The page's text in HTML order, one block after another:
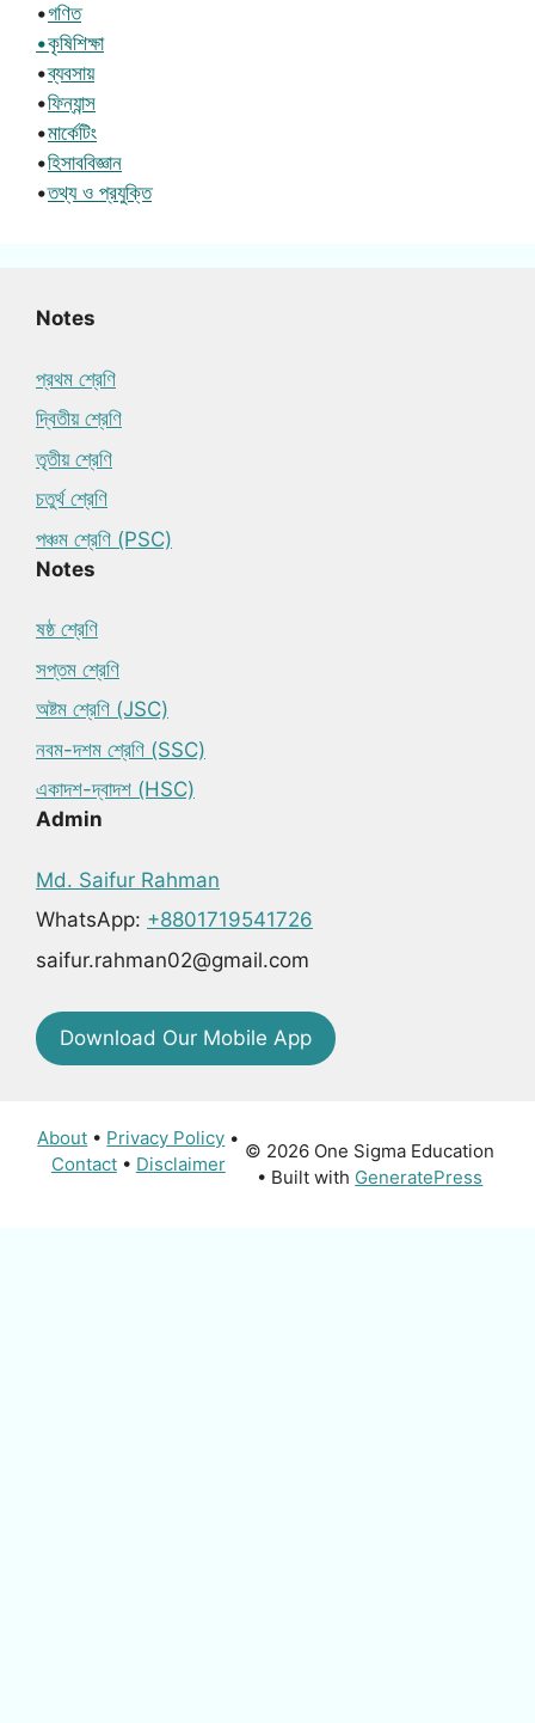
•গণিত
•কৃষিশিক্ষা
•ব্যবসায়
•ফিন্যান্স
•মার্কেটিং
•হিসাববিজ্ঞান
•তথ্য ও প্রযুক্তি
Notes
প্রথম শ্রেণি
দ্বিতীয় শ্রেণি
তৃতীয় শ্রেণি
চতুর্থ শ্রেণি
পঞ্চম শ্রেণি (PSC)
Notes
ষষ্ঠ শ্রেণি
সপ্তম শ্রেণি
অষ্টম শ্রেণি (JSC)
নবম-দশম শ্রেণি (SSC)
একাদশ-দ্বাদশ (HSC)
Admin
Md. Saifur Rahman
WhatsApp: +8801719541726
saifur.rahman02@gmail.com
Download Our Mobile App
About • Privacy Policy •
Contact• Disclaimer
© 2026 One Sigma Education
• Built with GeneratePress